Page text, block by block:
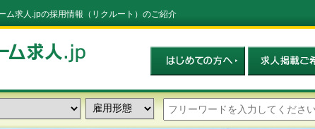
ム求人.jpの採用情報（リクルート）のご紹介